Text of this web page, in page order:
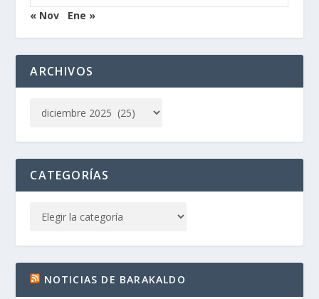
« Nov
Ene »
ARCHIVOS
CATEGORÍAS
NOTICIAS DE BARAKALDO